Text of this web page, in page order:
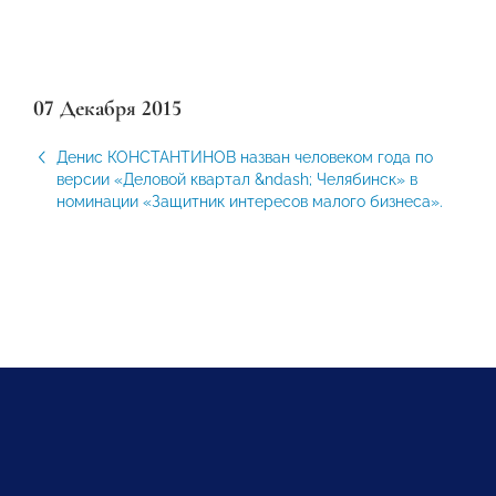
07 Декабря 2015
Денис КОНСТАНТИНОВ назван человеком года по
версии «Деловой квартал &ndash; Челябинск» в
номинации «Защитник интересов малого бизнеса».